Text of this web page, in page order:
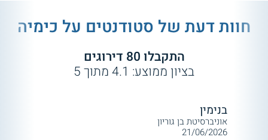
חוות דעת של סטודנטים על כימיה
התקבלו 80 דירוגים
בציון ממוצע: 4.1מתוך5
בנימין
אוניברסיטת בן גוריון
21/06/2026